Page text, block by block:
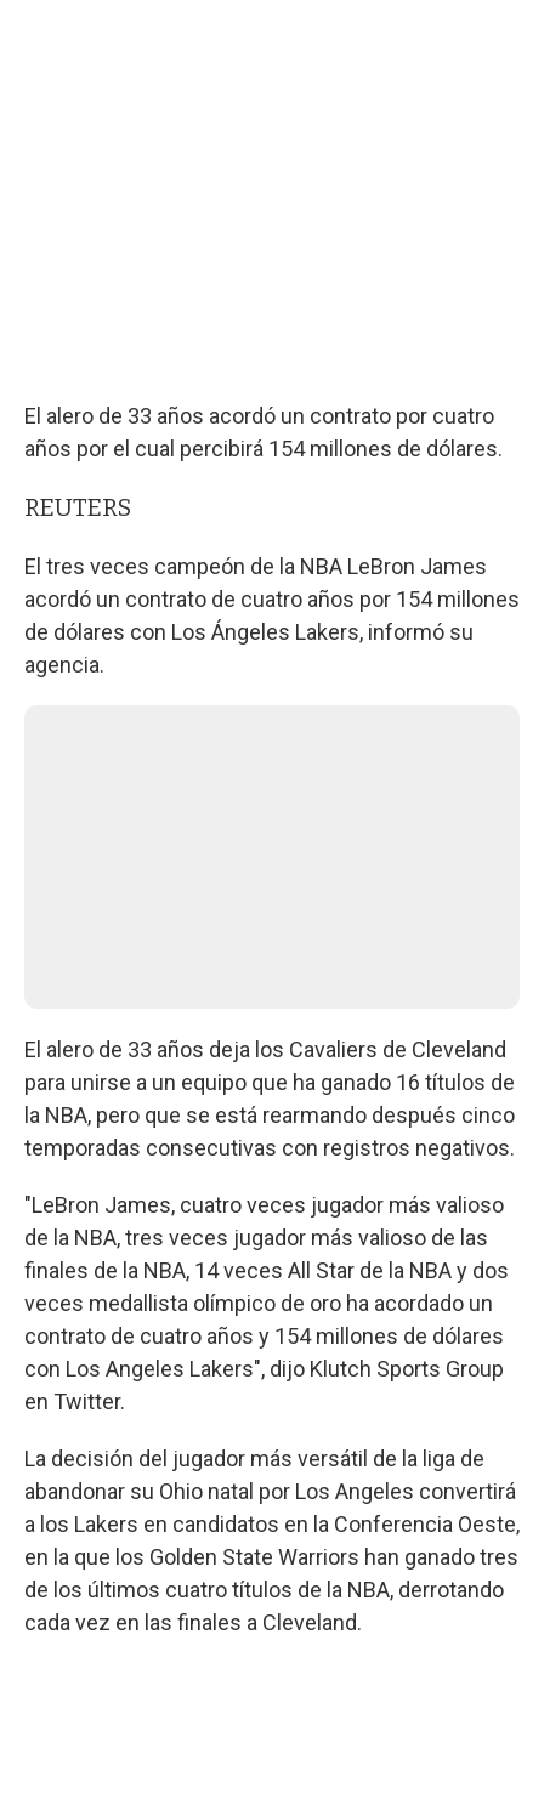
El alero de 33 años acordó un contrato por cuatro
años por el cual percibirá 154 millones de dólares.
REUTERS
El tres veces campeón de la NBA LeBron James
acordó un contrato de cuatro años por 154 millones
de dólares con Los Ángeles Lakers, informó su
agencia.
El alero de 33 años deja los Cavaliers de Cleveland
para unirse a un equipo que ha ganado 16 títulos de
la NBA, pero que se está rearmando después cinco
temporadas consecutivas con registros negativos.
"LeBron James, cuatro veces jugador más valioso
de la NBA, tres veces jugador más valioso de las
finales de la NBA, 14 veces All Star de la NBA y dos
veces medallista olímpico de oro ha acordado un
contrato de cuatro años y 154 millones de dólares
con Los Angeles Lakers", dijo Klutch Sports Group
en Twitter.
La decisión del jugador más versátil de la liga de
abandonar su Ohio natal por Los Angeles convertirá
a los Lakers en candidatos en la Conferencia Oeste,
en la que los Golden State Warriors han ganado tres
de los últimos cuatro títulos de la NBA, derrotando
cada vez en las finales a Cleveland.